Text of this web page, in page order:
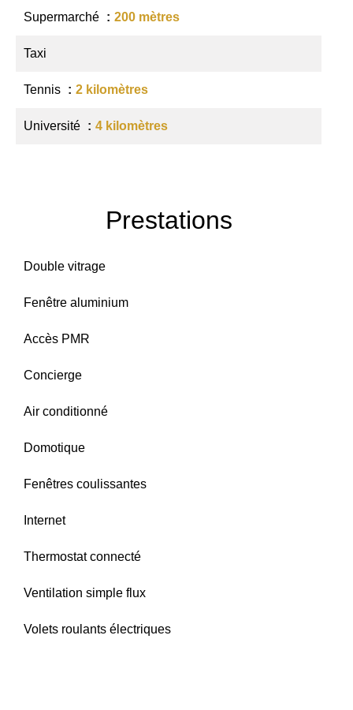
Supermarché 200 mètres
Taxi
Tennis 2 kilomètres
Université 4 kilomètres
Prestations
Double vitrage
Fenêtre aluminium
Accès PMR
Concierge
Air conditionné
Domotique
Fenêtres coulissantes
Internet
Thermostat connecté
Ventilation simple flux
Volets roulants électriques